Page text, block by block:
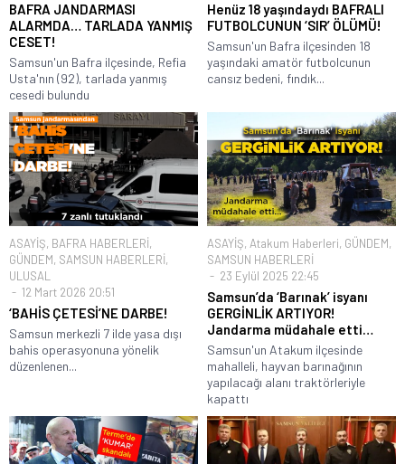
BAFRA JANDARMASI
ALARMDA… TARLADA YANMIŞ
CESET!
Samsun'un Bafra ilçesinde, Refia
Usta'nın (92), tarlada yanmış
cesedi bulundu
Henüz 18 yaşındaydı BAFRALI
FUTBOLCUNUN ‘SIR’ ÖLÜMÜ!
Samsun'un Bafra ilçesinden 18
yaşındaki amatör futbolcunun
cansız bedeni, fındık...
ASAYİŞ, BAFRA HABERLERİ,
GÜNDEM, SAMSUN HABERLERİ,
ULUSAL
12 Mart 2026 20:51
‘BAHİS ÇETESİ’NE DARBE!
Samsun merkezli 7 ilde yasa dışı
bahis operasyonuna yönelik
düzenlenen...
ASAYİŞ, Atakum Haberleri, GÜNDEM,
SAMSUN HABERLERİ
23 Eylül 2025 22:45
Samsun’da ‘Barınak’ isyanı
GERGİNLİK ARTIYOR!
Jandarma müdahale etti…
Samsun'un Atakum ilçesinde
mahalleli, hayvan barınağının
yapılacağı alanı traktörleriyle
kapattı